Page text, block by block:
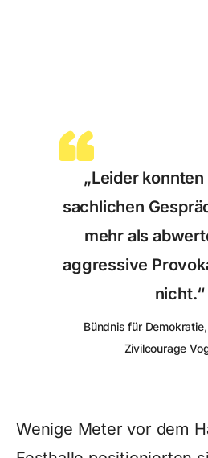
„Leider
sachlichen
mehr als
aggressive
nicht.“
Bündnis für
Zivilcourage
Wenige Meter vor dem